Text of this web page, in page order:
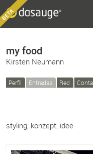
my food
Kirsten Neumann
Perfil Entradas Red
styling, konzept, idee